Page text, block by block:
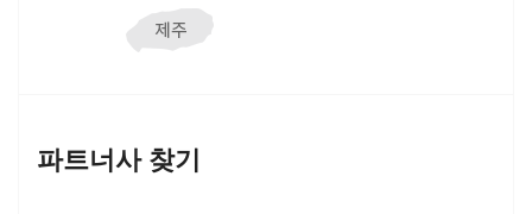
파트너사 찾기